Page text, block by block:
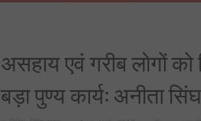
असहाय एवं गरीब लोगों
बड़ा पुण्य कार्य: अनीता